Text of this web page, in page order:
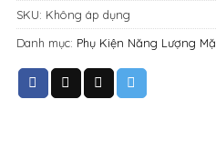
SKU: Không áp dụng
Danh mục: Phụ Kiện Năng Lượng